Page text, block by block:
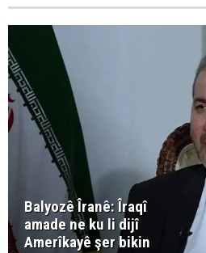
Balyozê Îranê: Îraqî
amade ne ku li dijî
Amerîkayê şer bikin